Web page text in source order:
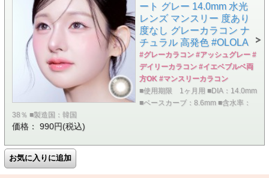
ート グレー 14.0mm 水光
レンズ マンスリー 度あり
度なし グレーカラコン ナ
チュラル 高発色 #OLOLA
#グレーカラコン #アッシュグレー #
デイリーカラコン #イエベブルベ両
方OK #マンスリーカラコン
■使用期限 1ヶ月用 ■DIA：14.0mm
■ベースカーブ：8.6mm ■含水率：
38％ ■製造国：韓国
価格： 990円(税込)